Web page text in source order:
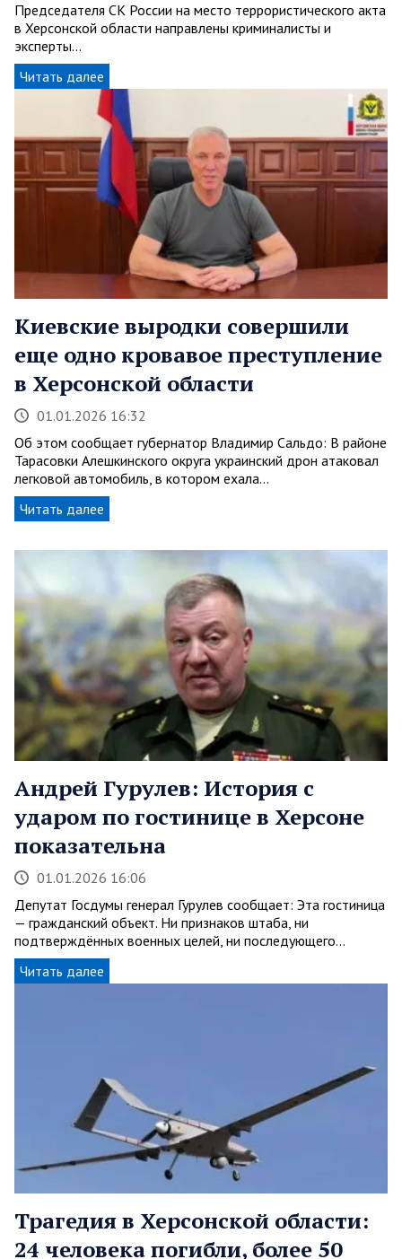
Председателя СК России на место террористического акта
в Херсонской области направлены криминалисты и
эксперты…
Читать далее
Киевские выродки совершили
еще одно кровавое преступление
в Херсонской области
01.01.2026 16:32
Об этом сообщает губернатор Владимир Сальдо: В районе
Тарасовки Алешкинского округа украинский дрон атаковал
легковой автомобиль, в котором ехала…
Читать далее
Андрей Гурулев: История с
ударом по гостинице в Херсоне
показательна
01.01.2026 16:06
Депутат Госдумы генерал Гурулев сообщает: Эта гостиница
— гражданский объект. Ни признаков штаба, ни
подтверждённых военных целей, ни последующего…
Читать далее
Трагедия в Херсонской области:
24 человека погибли, более 50